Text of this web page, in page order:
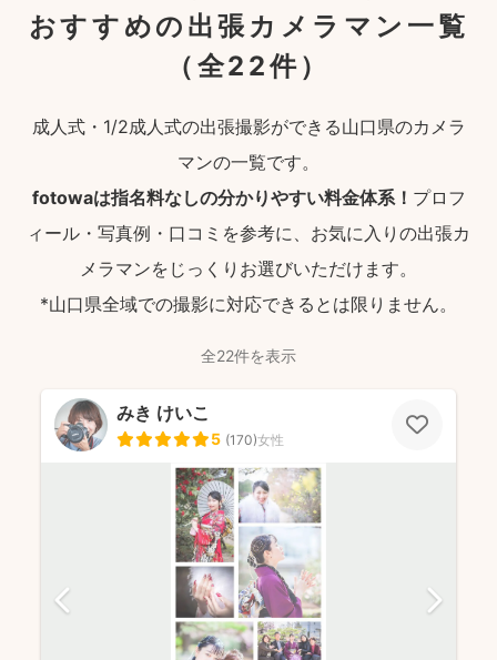
おすすめの出張カメラマン一覧
（全22件）
成人式・1/2成人式の出張撮影ができる山口県のカメラ
マンの一覧です。
fotowaは指名料なしの分かりやすい料金体系！ プロフ
ィール・写真例・口コミを参考に、お気に入りの出張カ
メラマンをじっくりお選びいただけます。
*山口県全域での撮影に対応できるとは限りません。
全22件を表示
みき けいこ
5 (170)女性